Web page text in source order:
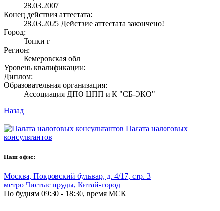
28.03.2007
Конец действия аттестата:
28.03.2025 Действие аттестата закончено!
Город:
Топки г
Регион:
Кемеровская обл
Уровень квалификации:
Диплом:
Образовательная организация:
Ассоциация ДПО ЦПП и К "СБ-ЭКО"
Назад
Палата налоговых
консультантов
Наш офис:
Москва, Покровский бульвар, д. 4/17, стр. 3
метро Чистые пруды, Китай-город
По будням 09:30 - 18:30, время МСК